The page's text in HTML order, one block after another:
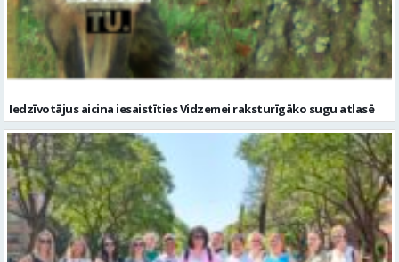
Iedzīvotājus aicina iesaistīties Vidzemei raksturīgāko sugu atlasē